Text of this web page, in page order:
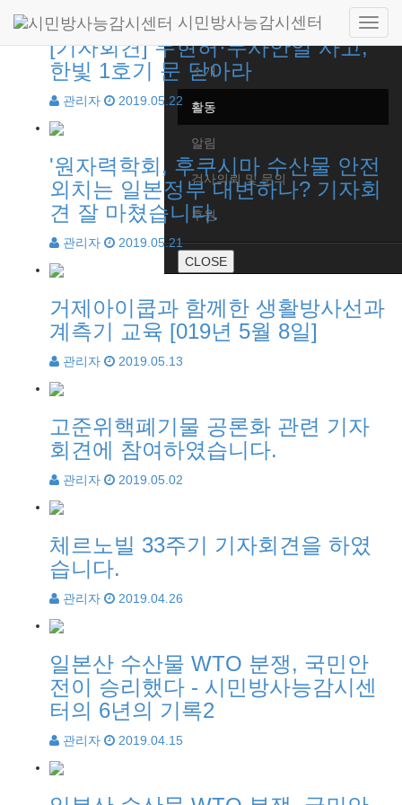
Home
소개
활동
알림
검사의뢰 및 문의
후원
CLOSE
시민방사능감시센터
Side
[기자회견] 무현허·무사안일 사고,
한빛 1호기 문 닫아라
관리자 2019.05.22
'원자력학회, 후쿠시마 수산물 안전
외치는 일본정부 대변하나? 기자회
견 잘 마쳤습니다.
관리자 2019.05.21
거제아이쿱과 함께한 생활방사선과
계측기 교육 [019년 5월 8일]
관리자 2019.05.13
고준위핵폐기물 공론화 관련 기자
회견에 참여하였습니다.
관리자 2019.05.02
체르노빌 33주기 기자회견을 하였
습니다.
관리자 2019.04.26
일본산 수산물 WTO 분쟁, 국민안
전이 승리했다 - 시민방사능감시센
터의 6년의 기록2
관리자 2019.04.15